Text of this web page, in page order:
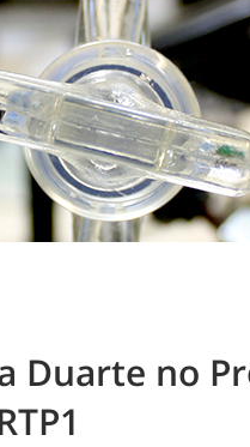
Duarte no